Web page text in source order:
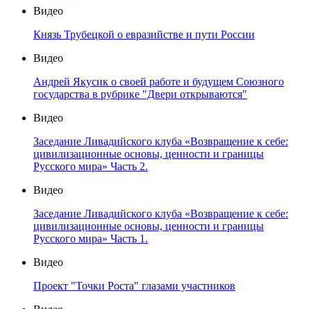
Видео
Князь Трубецкой о евразийстве и пути России
Видео
Андрей Якусик о своей работе и будущем Союзного
государства в рубрике "Двери открываются"
Видео
Заседание Ливадийского клуба «Возвращение к себе:
цивилизационные основы, ценности и границы
Русского мира» Часть 2.
Видео
Заседание Ливадийского клуба «Возвращение к себе:
цивилизационные основы, ценности и границы
Русского мира» Часть 1.
Видео
Проект "Точки Роста" глазами участников